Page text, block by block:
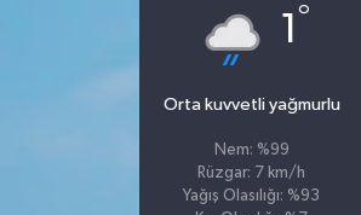
1 °
Orta kuvvetli yağmurlu
Nem: %99
Rüzgar: 7 km/h
Yağış Olasılığı: %93